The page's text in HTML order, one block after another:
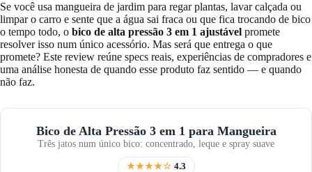
Se você usa mangueira de jardim para regar plantas, lavar calçada ou
limpar o carro e sente que a água sai fraca ou que fica trocando de bico
o tempo todo, o bico de alta pressão 3 em 1 ajustável promete
resolver isso num único acessório. Mas será que entrega o que
promete? Este review reúne specs reais, experiências de compradores e
uma análise honesta de quando esse produto faz sentido — e quando
não faz.
Bico de Alta Pressão 3 em 1 para Mangueira
Três jatos num único bico: concentrado, leque e spray suave
★★★★☆ 4.3